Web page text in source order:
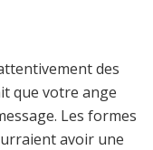
des
que votre ange
Les formes
avoir une